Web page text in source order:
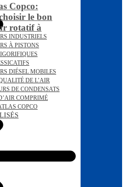
Copco:
le bon
rotatif à
INDUSTRIELS
À PISTONS
DIÉSEL MOBILES
DE L’AIR
DE CONDENSATS
COMPRIMÉ
COPCO